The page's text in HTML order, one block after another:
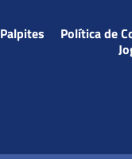
Palpites Política de